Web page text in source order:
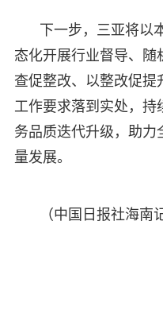
下一步，三亚将以
态化开展行业督导、随
查促整改、以整改促提
工作要求落到实处，持
务品质迭代升级，助力
量发展。
（中国日报社海南